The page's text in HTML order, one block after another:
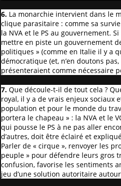
6. La monarchie intervient dans le
clique parasitaire : comme sa
la NVA et le PS au gouvernement.
mettre en piste un gouvernement
politiques » (comme en Italie il y a
démocratique (et, n’en doutons
présenteraient comme nécessaire
7. Que découle-t-il de tout cela ?
royal, il y a de vrais enjeux
population et pour le monde du
portera le chapeau » : la NVA et le
qui pousse le PS à ne pas aller
d’autres, doit être éclairé et
Parler de « cirque », renvoyer les
peuple » pour défendre leurs gros
confusion, favorise les sentiments
jeu d’une solution autoritaire